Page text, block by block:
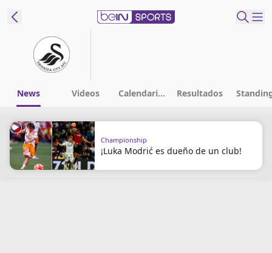
Language
ENES
beIN XTRA
News Videos Calendarios Resultados
Championship
¡Luka Modrić es dueño de un club!